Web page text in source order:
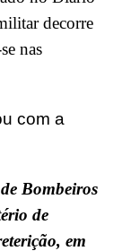
decorre
nas
com a
Bombeiros
de
em